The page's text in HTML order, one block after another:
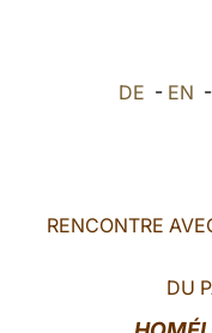
DE - EN -
RENCONTRE
DU